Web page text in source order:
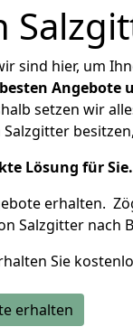
sind hier, um
Angebote
setzen wir
Lösung für Sie.
erhalten.
Salzgitter nach
Sie
erhalten